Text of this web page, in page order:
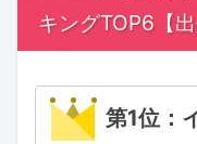
キングTOP6【
第1位：